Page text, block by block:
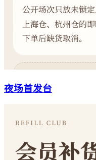
夜场首发台